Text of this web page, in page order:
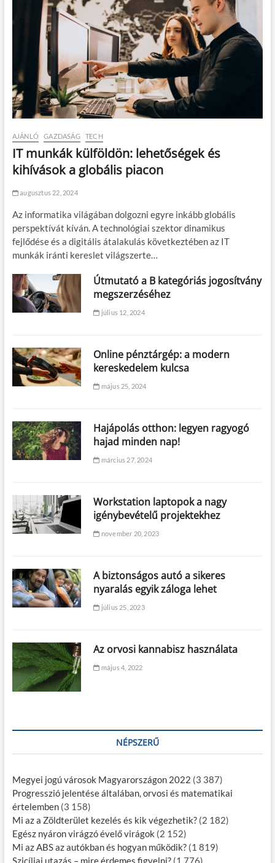
AJÁNLÓ GAZDASÁG TECH
IT munkák külföldön: lehetőségek és
kihívások a globális piacon
augusztus 22, 2024
Az informatika világában dolgozni egyre inkább globális
perspektívát kíván. A technológiai szektor dinamikus
fejlődése és a digitális átalakulás következtében az IT
munkák iránti kereslet világszerte…
Útmutató a B kategóriás jogosítvány
megszerzéséhez
július 12, 2024
Online pénztárgép: a modern
kereskedelem kulcsa
május 25, 2024
Hajápolás otthon: legyen ragyogó
hajad minden nap!
március 27, 2024
Workstation laptopok a nagy
igénybevételű projektekhez
november 20, 2023
A biztonságos autó a sikeres
nyaralás egyik záloga lehet
július 25, 2023
Az orvosi kannabisz használata
május 4, 2022
NÉPSZERŰ
Megyei jogú városok Magyarországon 2022 (3 387)
Progresszió jelentése általában, orvosi és matematikai
értelemben (3 158)
Mi az a Zöldterület kezelés és kik végezhetik? (2 182)
Egész nyáron virágzó évelő virágok (2 152)
Mi az ABS az autókban és hogyan működik? (1 819)
Szicíliai utazás – mire érdemes figyelni? (1 776)